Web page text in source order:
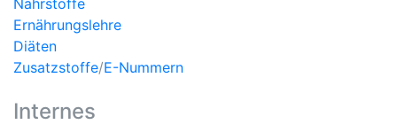
Nährstoffe
Ernährungslehre
Diäten
Zusatzstoffe/E-Nummern
Internes